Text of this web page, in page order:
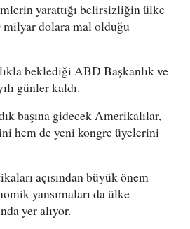
yarattığı belirsizliğin ülke
milyar dolara mal olduğu
beklediği ABD Başkanlık ve
günler kaldı.
başına gidecek Amerikalılar,
hem de yeni kongre üyelerini
açısından büyük önem
yansımaları da ülke
yer alıyor.